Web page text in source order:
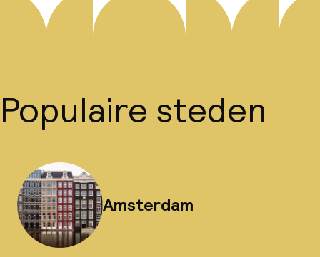
Populaire steden
Amsterdam